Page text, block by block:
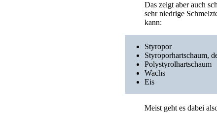
Das zeigt aber auch
sehr niedrige
kann:
Styropor
Styroporhartschaum,
Polystyrolhartschaum
Wachs
Eis
Meist geht es dabei